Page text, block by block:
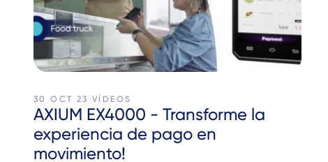
30 OCT 23 VÍDEOS
AXIUM EX4000 - Transforme la
experiencia de pago en
movimiento!